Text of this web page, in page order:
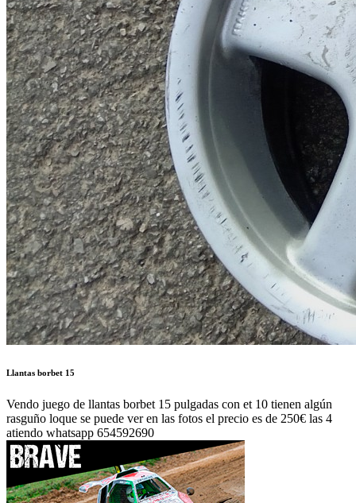
Llantas borbet 15
Vendo juego de llantas borbet 15 pulgadas con et 10 tienen algún
rasguño loque se puede ver en las fotos el precio es de 250€ las 4
atiendo whatsapp 654592690